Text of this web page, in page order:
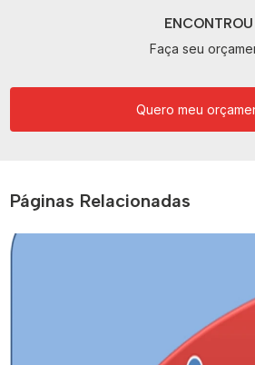
Faça seu
Quero meu
Páginas Relacionadas